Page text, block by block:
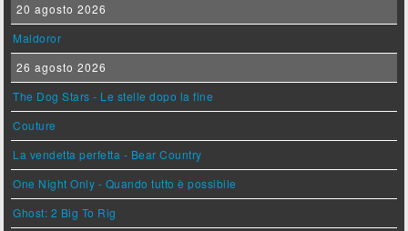
20 agosto 2026
Maldoror
26 agosto 2026
The Dog Stars - Le stelle dopo la fine
Couture
La vendetta perfetta - Bear Country
One Night Only - Quando tutto è possibile
Ghost: 2 Big To Rig